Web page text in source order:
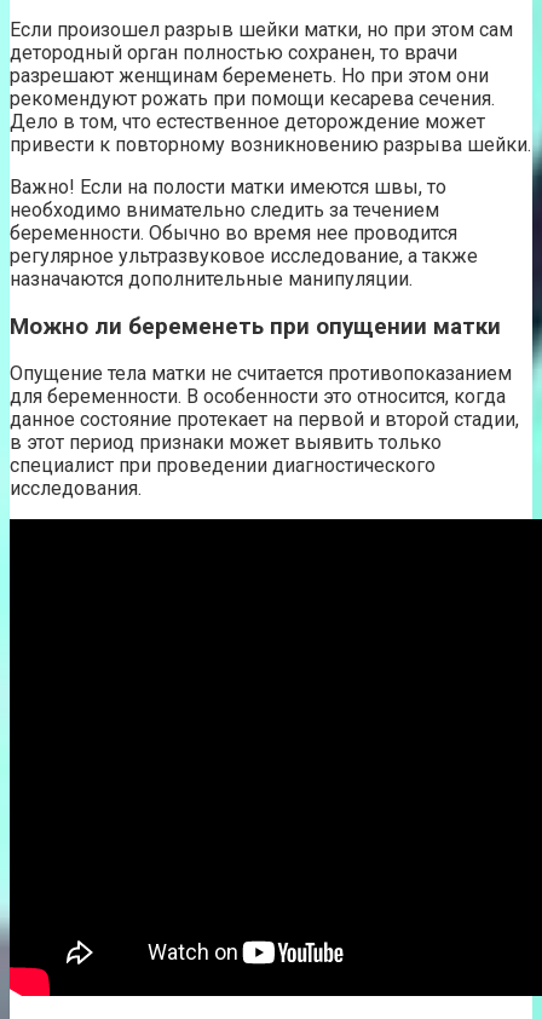
Если произошел разрыв шейки матки, но при этом сам
детородный орган полностью сохранен, то врачи
разрешают женщинам беременеть. Но при этом они
рекомендуют рожать при помощи кесарева сечения.
Дело в том, что естественное деторождение может
привести к повторному возникновению разрыва шейки.
Важно! Если на полости матки имеются швы, то
необходимо внимательно следить за течением
беременности. Обычно во время нее проводится
регулярное ультразвуковое исследование, а также
назначаются дополнительные манипуляции.
Можно ли беременеть при опущении матки
Опущение тела матки не считается противопоказанием
для беременности. В особенности это относится, когда
данное состояние протекает на первой и второй стадии,
в этот период признаки может выявить только
специалист при проведении диагностического
исследования.